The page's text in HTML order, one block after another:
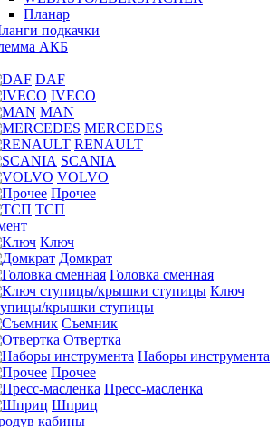
Планар
подкачки
АКБ
DAF
IVECO
MAN
MERCEDES
RENAULT
SCANIA
VOLVO
Прочее
ТСП
Ключ
Домкрат
Головка сменная
Ключ
крышки ступицы
Съемник
Отвертка
Наборы инструмента
Прочее
Пресс-масленка
Шприц
кабины